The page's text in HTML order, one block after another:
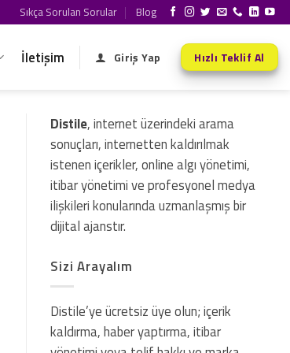
Sıkça Sorulan Sorular Blog
İletişim Giriş Yap Hızlı Teklif Al
Distile, internet üzerindeki arama
sonuçları, internetten kaldırılmak
istenen içerikler, online algı yönetimi,
itibar yönetimi ve profesyonel medya
ilişkileri konularında uzmanlaşmış bir
dijital ajanstır.
Sizi Arayalım
Distile’ye ücretsiz üye olun; içerik
kaldırma, haber yaptırma, itibar